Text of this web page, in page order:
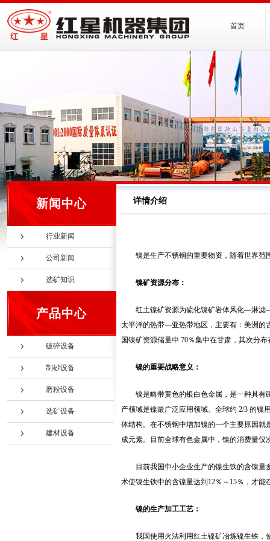
首页
新闻中心
行业新闻
公司新闻
选矿知识
产品中心
破碎设备
制砂设备
磨粉设备
选矿设备
建材设备
详情介绍
镍是生产不锈钢的重要物资，随着世界范
镍矿资源分布：
红土镍矿资源为硫化镍矿岩体风化―淋滤
太平洋的热带―亚热带地区，主要有：美洲的
国镍矿资源储量中 70％集中在甘肃，其次分
镍的重要战略意义：
镍是略带黄色的银白色金属，是一种具
产领域是镍最广泛应用领域。全球约 2/3 的镍
体结构。在不锈钢中增加镍的一个主要原因
成元素。目前全球有色金属中，镍的消费量
目前我国中小企业生产的镍生铁的含镍
术使镍生铁中的含镍量达到12％～15％，才能
镍的生产加工工艺：
我国使用火法利用红土镍矿冶炼镍生铁